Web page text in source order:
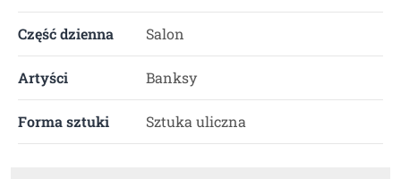
Część dzienna Salon
Artyści Banksy
Forma sztuki Sztuka uliczna